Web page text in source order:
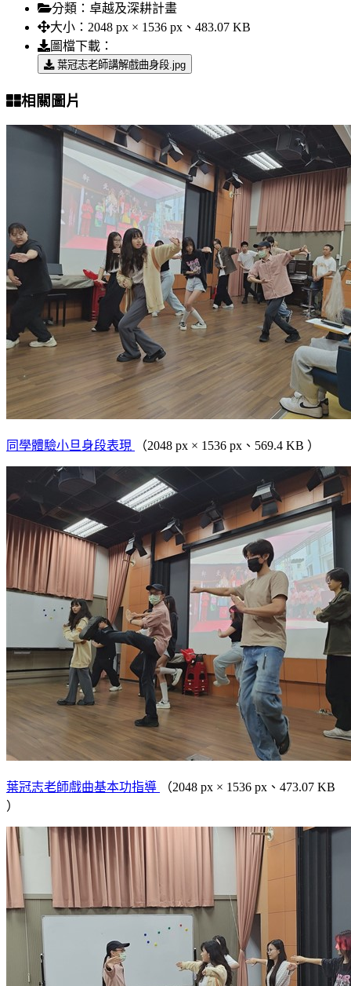
分類： 卓越及深耕計畫
大小： 2048 px × 1536 px、483.07 KB
圖檔下載：
葉冠志老師講解戲曲身段.jpg
相關圖片
同學體驗小旦身段表現 （2048 px × 1536 px、569.4 KB ）
葉冠志老師戲曲基本功指導
（2048 px × 1536 px、473.07 KB
）